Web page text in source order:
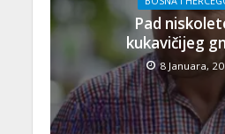
Pad
kukavičijeg
8 Januara,